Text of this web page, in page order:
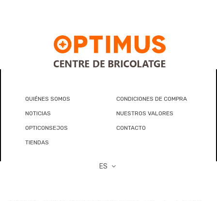
QUIÉNES SOMOS CONDICIONES DE COMPRA
NOTICIAS NUESTROS VALORES
OPTICONSEJOS CONTACTO
TIENDAS
ES